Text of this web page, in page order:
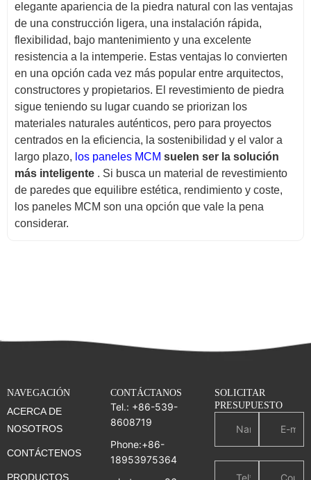
elegante apariencia de la piedra natural con las ventajas
de una construcción ligera, una instalación rápida,
flexibilidad, bajo mantenimiento y una excelente
resistencia a la intemperie. Estas ventajas lo convierten
en una opción cada vez más popular entre arquitectos,
constructores y propietarios. El revestimiento de piedra
sigue teniendo su lugar cuando se priorizan los
materiales naturales auténticos, pero para proyectos
centrados en la eficiencia, la sostenibilidad y el valor a
largo plazo, los paneles MCM suelen ser la solución
más inteligente . Si busca un material de revestimiento
de paredes que equilibre estética, rendimiento y coste,
los paneles MCM son una opción que vale la pena
considerar.
NAVEGACIÓN
ACERCA DE
NOSOTROS
CONTÁCTENOS
PRODUCTOS
CONTÁCTANOS
Tel.: +86-539-
8608719
Phone:+86-
18953975364
SOLICITAR
PRESUPUESTO